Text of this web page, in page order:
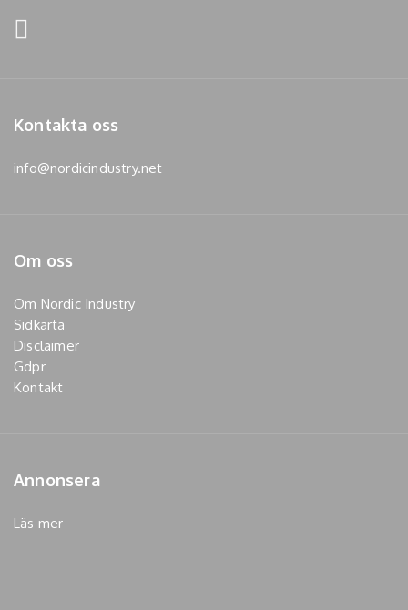
Kontakta oss
info@nordicindustry.net
Om oss
Om Nordic Industry
Sidkarta
Disclaimer
Gdpr
Kontakt
Annonsera
Läs mer